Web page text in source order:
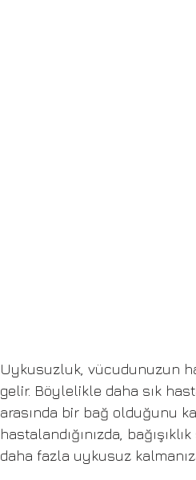
Uykusuzluk, vücudunuzun
gelir. Böylelikle daha sık
arasında bir bağ olduğunu
hastalandığınızda,
daha fazla uykusuz